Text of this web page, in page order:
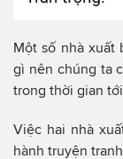
Một số nhà xuất
gì nên chúng ta
trong thời gian
Việc hai nhà
hành truyện